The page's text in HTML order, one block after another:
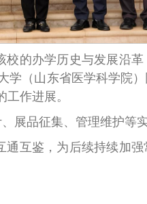
的办学历史与发展沿革
（山东省医学科学院
作进展。
展品征集、管理维护等
互鉴，为后续持续加